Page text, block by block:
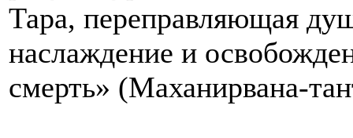
Тара, переправляющая
наслаждение и
смерть» (Маханирвана-